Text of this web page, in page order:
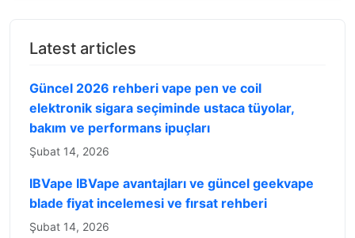
Latest articles
Güncel 2026 rehberi vape pen ve coil
elektronik sigara seçiminde ustaca tüyolar,
bakım ve performans ipuçları
Şubat 14, 2026
IBVape IBVape avantajları ve güncel geekvape
blade fiyat incelemesi ve fırsat rehberi
Şubat 14, 2026